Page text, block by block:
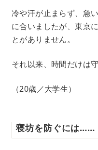
冷や汗が止まらず、急
に合いましたが、東京
とがありません。
それ以来、時間だけは
（20歳／大学生）
寝坊を防ぐには……